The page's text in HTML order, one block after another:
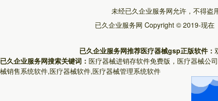
未经已久企业服务网允许，不得盗
已久企业服务网 Copyright © 2019-现在
已久企业服务网推荐医疗器械gsp正版软件：
已久企业服务网搜索关键词： 医疗器械进销存软件免费版，医疗器械公
械销售系统软件,医疗器械软件,医疗器械管理系统软件